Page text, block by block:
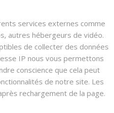
services externes comme
autres hébergeurs de vidéo.
de collecter des données
IP nous vous permettons
conscience que cela peut
de notre site. Les
rechargement de la page.